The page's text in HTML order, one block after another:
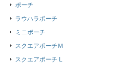
ポーチ
ラウハラポーチ
ミニポーチ
スクエアポーチＭ
スクエアポーチ L